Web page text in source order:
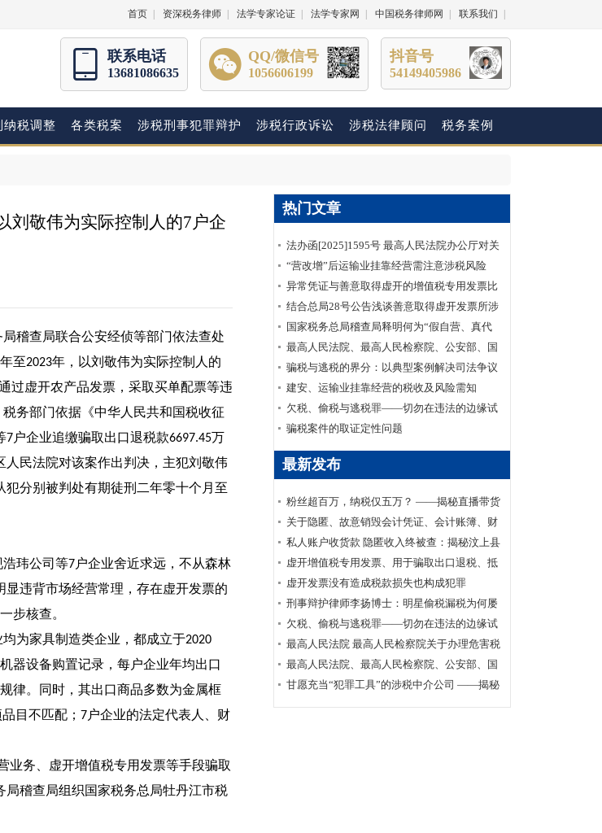
首页 资深税务律师 法学专家论证 法学专家网 中国税务律师网 联系我们
联系电话
13681086635
QQ/微信号
1056606199
抖音号
54149405986
纳税调整 各类税案 涉税刑事犯罪辩护 涉税行政诉讼 涉税法律顾问 税务案例
刘敬伟为实际控制人的7户企
稽查局联合公安经侦等部门依法查处
年至2023年，以刘敬伟为实际控制人的
过虚开农产品发票，采取买单配票等违
税务部门依据《中华人民共和国税收征
7户企业追缴骗取出口退税款6697.45万
人民法院对该案作出判决，主犯刘敬伟
犯分别被判处有期徒刑二年零十个月至
玮公司等7户企业舍近求远，不从森林
违背市场经营常理，存在虚开发票的
步核查。
均为家具制造类企业，都成立于2020
器设备购置记录，每户企业年均出口
律。同时，其出口商品多数为金属框
目不匹配； 7户企业的法定代表人、财
业务、虚开增值税专用发票等手段骗取
稽查局组织国家税务总局牡丹江市税
热门文章
法办函[2025]1595号 最高人民法院办公厅对关
于明确虚开增值税专用发票“虚抵进项税额”行
为性质建议的答复
“营改增”后运输业挂靠经营需注意涉税风险
异常凭证与善意取得虚开的增值税专用发票比
较分析
结合总局28号公告浅谈善意取得虚开发票所涉
及的企业所得税如何处理？
国家税务总局稽查局释明何为“假自营、真代
理”
最高人民法院、最高人民检察院、公安部、国
家安全部、司法部印发《关于适用认罪认罚从
宽制度的指导意见》的通知
骗税与逃税的界分：以典型案例解决司法争议
建安、运输业挂靠经营的税收及风险需知
欠税、偷税与逃税罪——切勿在违法的边缘试
探
骗税案件的取证定性问题
最新发布
粉丝超百万，纳税仅五万？ ——揭秘直播带货
主播李呈祥隐匿收入偷税案件
关于隐匿、故意销毁会计凭证、会计账簿、财
务会计报告罪司法适用的实证研究
私人账户收货款 隐匿收入终被查：揭秘汶上县
鑫福黄金珠宝店偷逃消费税案件
虚开增值税专用发票、用于骗取出口退税、抵
扣税款发票罪刑事辩护案
虚开发票没有造成税款损失也构成犯罪
刑事辩护律师李扬博士：明星偷税漏税为何屡
禁不止？
欠税、偷税与逃税罪——切勿在违法的边缘试
探
最高人民法院 最高人民检察院关于办理危害税
收征管刑事案件适用法律若干问题的解释
最高人民法院、最高人民检察院、公安部、国
家安全部、司法部印发《关于适用认罪认罚从
宽制度的指导意见》的通知
甘愿充当“犯罪工具”的涉税中介公司 ——揭秘
涉税中介福州金汇鑫财税咨询有限公司帮助其